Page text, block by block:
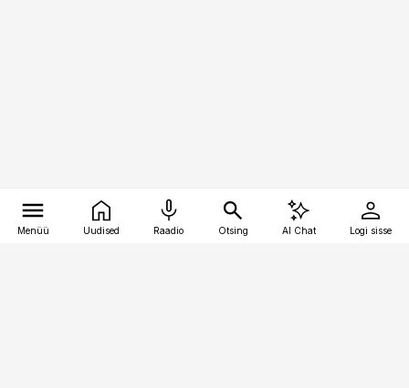
Menüü Uudised Raadio Otsing AI Chat Logi sisse